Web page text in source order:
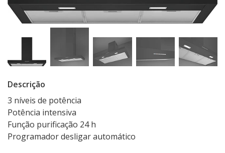
Descrição
3 níveis de potência
Potência intensiva
Função purificação 24 h
Programador desligar automático